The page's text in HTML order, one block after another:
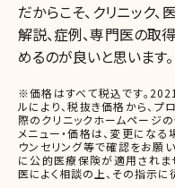
だからこそ、クリニック
解説、症例、専門医の取
めるのが良いと思います。
※価格はすべて税込です。
ルにより、税抜き価格から、プ
際のクリニックホームページ
メニュー・価格は、変更になる
ウンセリング等で確認をお願
に公的医療保険が適用されま
医によく相談の上、その指示に